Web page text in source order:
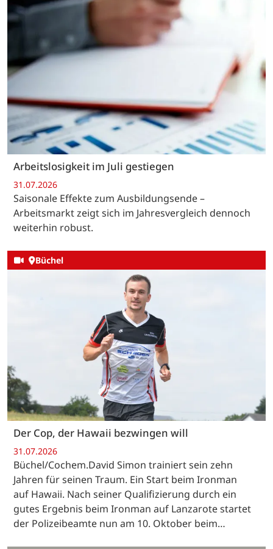
Arbeitslosigkeit im Juli gestiegen
31.07.2026
Saisonale Effekte zum Ausbildungsende –
Arbeitsmarkt zeigt sich im Jahresvergleich dennoch
weiterhin robust.
Büchel
Der Cop, der Hawaii bezwingen will
31.07.2026
Büchel/Cochem.David Simon trainiert sein zehn
Jahren für seinen Traum. Ein Start beim Ironman
auf Hawaii. Nach seiner Qualifizierung durch ein
gutes Ergebnis beim Ironman auf Lanzarote startet
der Polizeibeamte nun am 10. Oktober beim…